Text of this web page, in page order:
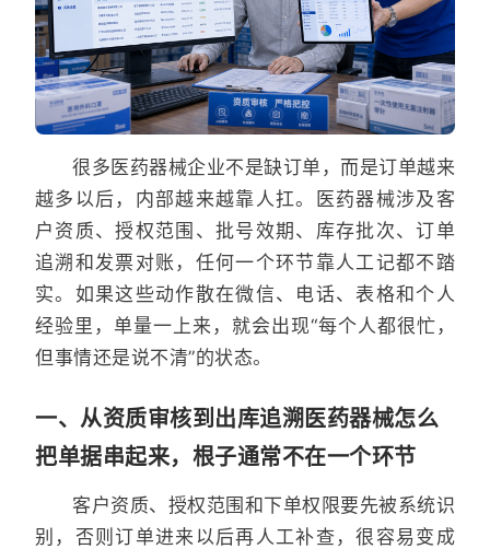
很多医药器械企业不是缺订单，而是订单越来
越多以后，内部越来越靠人扛。医药器械涉及客
户资质、授权范围、批号效期、库存批次、订单
追溯和发票对账，任何一个环节靠人工记都不踏
实。如果这些动作散在微信、电话、表格和个人
经验里，单量一上来，就会出现“每个人都很忙，
但事情还是说不清”的状态。
一、从资质审核到出库追溯医药器械怎么
把单据串起来，根子通常不在一个环节
客户资质、授权范围和下单权限要先被系统识
别，否则订单进来以后再人工补查，很容易变成